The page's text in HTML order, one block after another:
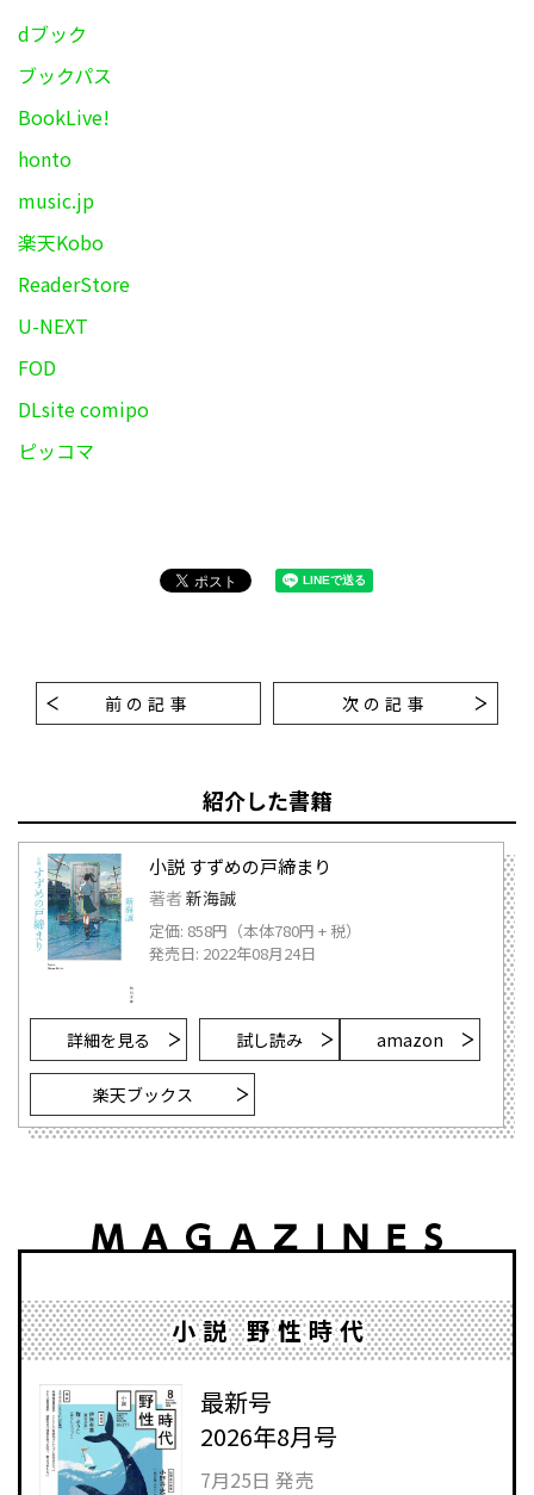
dブック
ブックパス
BookLive!
honto
music.jp
楽天Kobo
ReaderStore
U-NEXT
FOD
DLsite comipo
ピッコマ
前の記事 次の記事
紹介した書籍
小説 すずめの戸締まり
著者 新海誠
定価: 858円（本体780円 + 税）
発売日: 2022年08月24日
詳細を見る 試し読み amazon
楽天ブックス
小説 野性時代
最新号
2026年8月号
7月25日 発売